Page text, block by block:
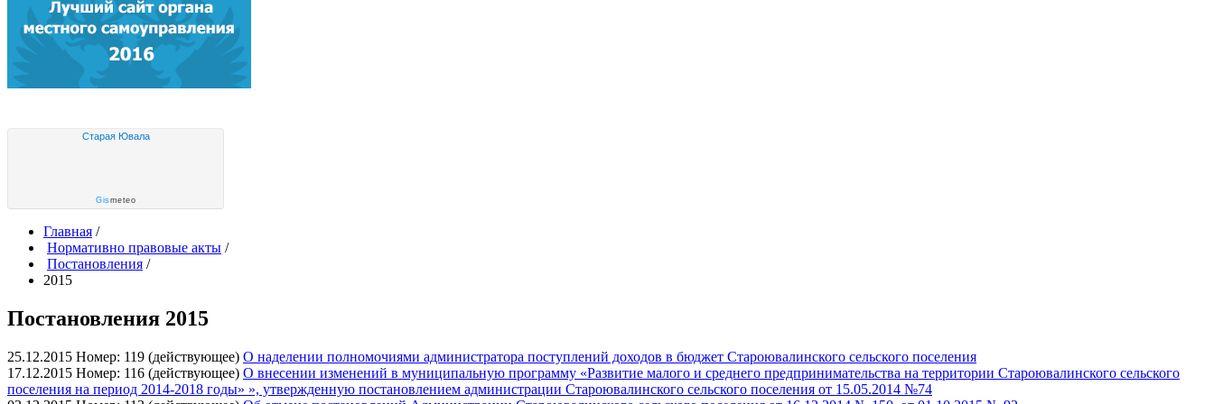
Старая Ювала
Gismeteo
Главная /
Нормативно правовые акты /
Постановления /
2015
Постановления 2015
25.12.2015 Номер: 119 (действующее) О наделении полномочиями администратора поступлений доходов в бюджет Староювалинского сельского поселения
17.12.2015 Номер: 116 (действующее) О внесении изменений в муниципальную программу «Развитие малого и среднего предпринимательства на территории Староювалинского сельского
поселения на период 2014-2018 годы» », утвержденную постановлением администрации Староювалинского сельского поселения от 15.05.2014 №74